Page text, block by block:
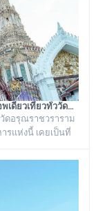
ชกาลที่ ๓
บทที่ 11 วิหารน้อยจุฬามณี วัดอรุณราชวราราม (แอพเดียวเที่ยวทั่ววัดอรุณ)
อรุณราชวราราม
รแห่งนี้ เคยเป็นที่
าสดาราม หรือ วัด